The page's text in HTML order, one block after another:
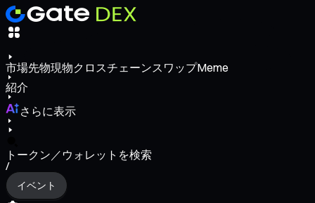
市場先物現物クロスチェーンスワップMeme
紹介
さらに表示
トークン／ウォレットを検索
/
イベント